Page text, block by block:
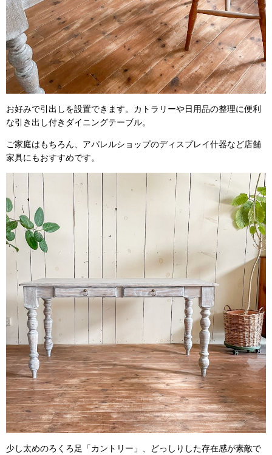
お好みで引出しを設置できます。カトラリーや日用品の整理に便利
な引き出し付きダイニングテーブル。
ご家庭はもちろん、アパレルショップのディスプレイ什器など店舗
家具にもおすすめです。
少し太めのろくろ足「カントリー」、どっしりした存在感が素敵で